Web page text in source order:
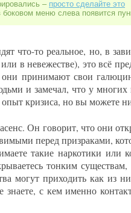
– просто сделайте это
боковом меню слева появится
что-то реальное, но, в
в невежестве), это всё
они принимают свои
и замечал, что у многих
кризиса, но вы можете
Он говорит, что они
перед призраками,
такие наркотики или
тонким
могут приходить как из
с кем именно